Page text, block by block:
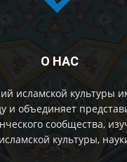
О НАС
исламской культуры
и объединяет
сообщества,
культуры,